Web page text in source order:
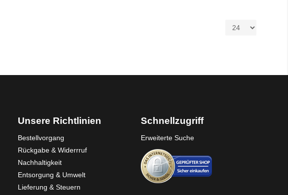
Unsere Richtlinien
Bestellvorgang
Rückgabe & Widerrruf
Nachhaltigkeit
Entsorgung & Umwelt
Lieferung & Steuern
Schnellzugriff
Erweiterte Suche